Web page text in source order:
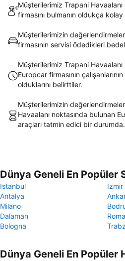
Müşterilerimiz Trapani
firmasını bulmanın oldukça
Müşterilerimizin
firmasının servisi ödedikleri
Müşterilerimiz Trapani
Europcar firmasının
olduklarını belirttiler.
Müşterilerimizin
Havaalanı noktasında bulunan
araçları tatmin edici bir durumda.
Dünya Geneli En Popüler
Istanbul
Izmir
Antalya
Milano
Dalaman
Roma
Bologna
Dünya Geneli En Popüler